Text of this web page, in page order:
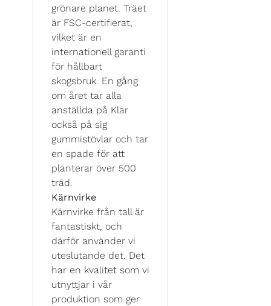
grönare planet. Träet
är FSC-certifierat,
vilket är en
internationell garanti
för hållbart
skogsbruk. En gång
om året tar alla
anställda på Klar
också på sig
gummistövlar och tar
en spade för att
planterar över 500
träd.
Kärnvirke
Kärnvirke från tall är
fantastiskt, och
därför använder vi
uteslutande det. Det
har en kvalitet som vi
utnyttjar i vår
produktion som ger